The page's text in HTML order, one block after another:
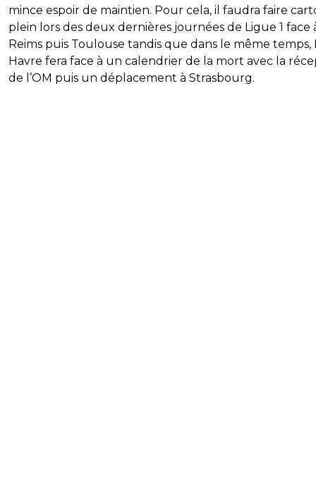
mince espoir de maintien. Pour cela, il faudra faire
plein lors des deux dernières journées de Ligue 1 face
Reims puis Toulouse tandis que dans le même temps,
Havre fera face à un calendrier de la mort avec la
de l’OM puis un déplacement à Strasbourg.